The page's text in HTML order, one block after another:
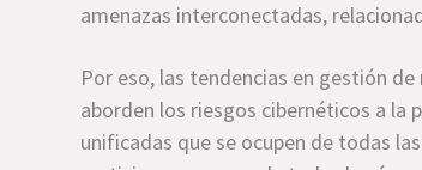
amenazas interconectadas,
Por eso, las tendencias en gestión de
aborden los riesgos cibernéticos a la
unificadas que se ocupen de todas